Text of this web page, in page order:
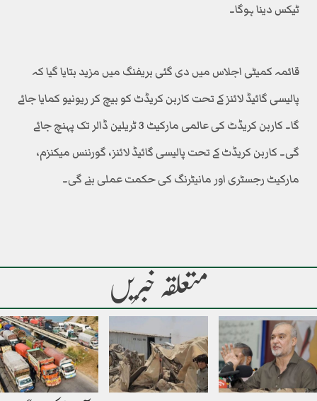
ٹیکس دینا ہوگا۔
قائمہ کمیٹی اجلاس میں دی گئی بریفنگ میں مزید بتایا گیا کہ
پالیسی گائیڈ لائنز کے تحت کاربن کریڈٹ کو بیچ کر ریونیو کمایا جائے
گا۔ کاربن کریڈٹ کی عالمی مارکیٹ 3 ٹریلین ڈالر تک پہنچ جائے
گی۔ کاربن کریڈٹ کے تحت پالیسی گائیڈ لائنز، گورننس میکنزم،
مارکیٹ رجسٹری اور مانیٹرنگ کی حکمت عملی بنے گی۔
متعلقہ خبریں